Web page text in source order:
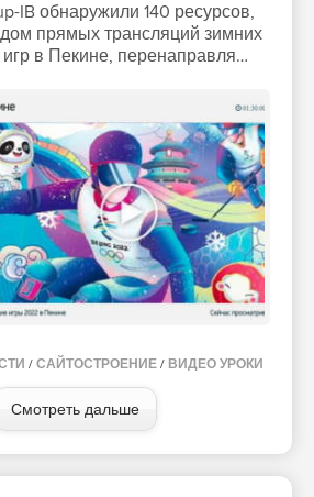
IB обнаружили 140 ресурсов,
прямых трансляций зимних
в Пекине, перенаправля…
/ САЙТОСТРОЕНИЕ / ВИДЕО УРОКИ
Смотреть дальше